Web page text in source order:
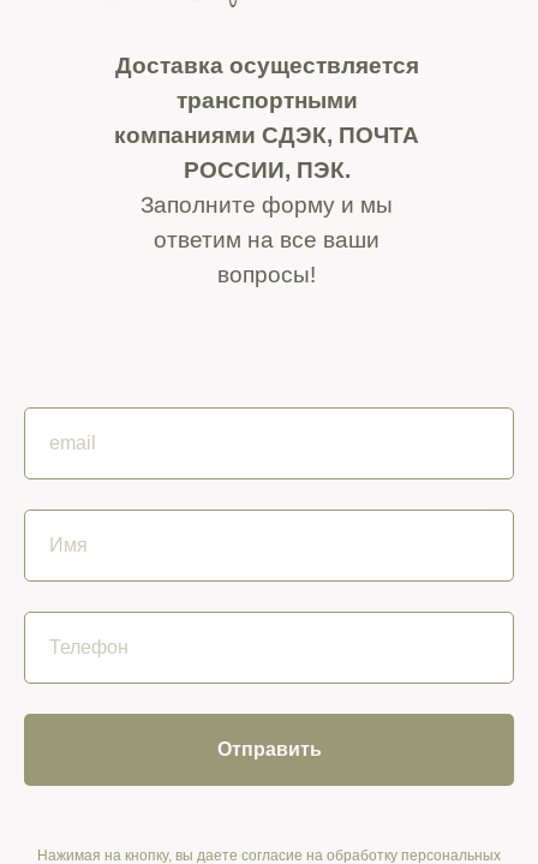
Доставка осуществляется
транспортными
компаниями СДЭК, ПОЧТА
РОССИИ, ПЭК.
Заполните форму и мы
ответим на все ваши
вопросы!
Отправить
Нажимая на кнопку, вы даете согласие на обработку персональных